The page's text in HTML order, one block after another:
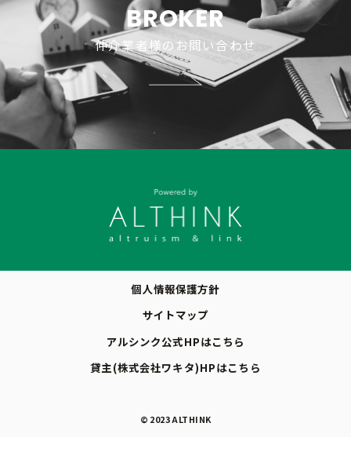
BROKER
仲介業者様のお問い合わせ
個人情報保護方針
サイトマップ
アルシンク公式HPはこちら
貸主(株式会社ワキタ)HPはこちら
© 2023 ALTHINK